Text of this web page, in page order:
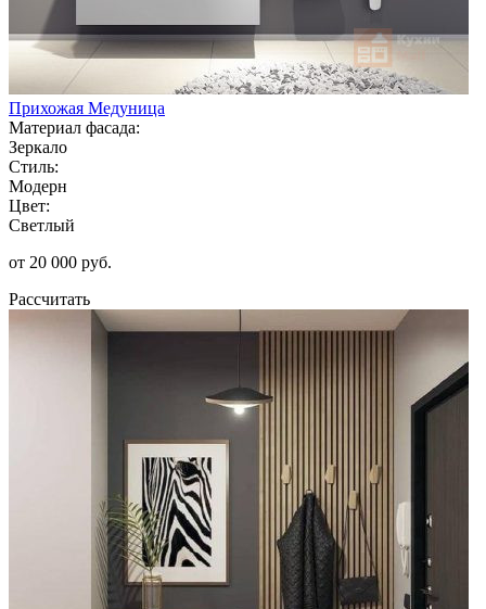
Прихожая Медуница
Материал фасада:
Зеркало
Стиль:
Модерн
Цвет:
Светлый
от 20 000 руб.
Рассчитать